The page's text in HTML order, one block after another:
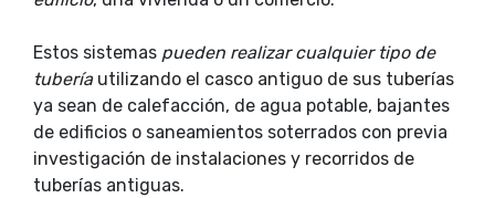
Estos sistemas pueden realizar cualquier tipo de
tuberíautilizando el casco antiguo de sus tuberías
ya sean de calefacción, de agua potable, bajantes
de edificios o saneamientos soterrados con previa
investigación de instalaciones y recorridos de
tuberías antiguas.